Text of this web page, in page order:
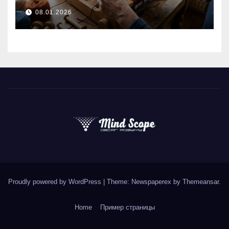
творчих людей
08.01.2026
Proudly powered by WordPress Theme: Newspaperex by Themeansar.
Home Пример страницы